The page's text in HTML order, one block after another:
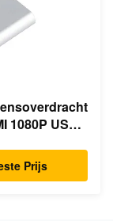
1080P USB
Prijs